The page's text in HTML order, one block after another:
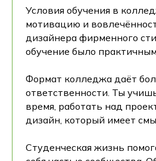
Условия обучения в
мотивацию и
дизайнера фирменного
обучение было
Формат колледжа даёт
ответственности. Ты
время, работать над
дизайн, который имеет
Студенческая жизнь
Получить доступ
После отправки заявки
консультант. В нём вы сможете
Нажимая на кнопку Получить
на обработку
данных